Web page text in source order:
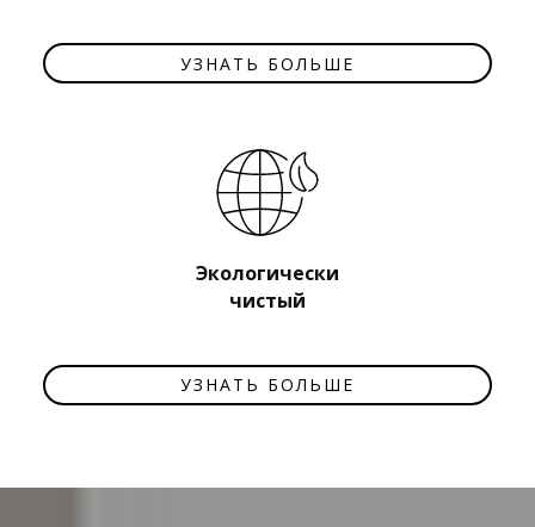
УЗНАТЬ БОЛЬШЕ
Экологически
чистый​
УЗНАТЬ БОЛЬШЕ